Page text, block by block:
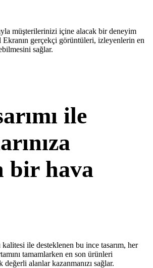
müşterilerinizi içine alacak bir deneyim
gerçekçi görüntüleri, izleyenlerin en
sağlar.
ile
bir hava
kalitesi ile desteklenen bu ince tasarım, her
tamamlarken en son ürünleri
alanlar kazanmanızı sağlar.